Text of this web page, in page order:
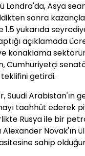
Londra'da, Asya
sonra
1.5 yukarıda
açıklamada
konaklama
Cumhuriyetçi
teklifini getirdi.
Suudi Arabistan'ın
taahhüt ederek
Rusya ile bir
Alexander Novak'ın
sahip